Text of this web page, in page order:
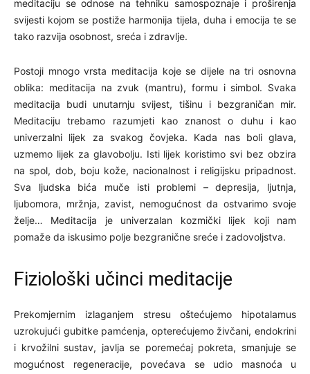
meditaciju se odnose na tehniku samospoznaje i proširenja
svijesti kojom se postiže harmonija tijela, duha i emocija te se
tako razvija osobnost, sreća i zdravlje.
Postoji mnogo vrsta meditacija koje se dijele na tri osnovna
oblika: meditacija na zvuk (mantru), formu i simbol. Svaka
meditacija budi unutarnju svijest, tišinu i bezgraničan mir.
Meditaciju trebamo razumjeti kao znanost o duhu i kao
univerzalni lijek za svakog čovjeka. Kada nas boli glava,
uzmemo lijek za glavobolju. Isti lijek koristimo svi bez obzira
na spol, dob, boju kože, nacionalnost i religijsku pripadnost.
Sva ljudska bića muče isti problemi – depresija, ljutnja,
ljubomora, mržnja, zavist, nemogućnost da ostvarimo svoje
želje… Meditacija je univerzalan kozmički lijek koji nam
pomaže da iskusimo polje bezgranične sreće i zadovoljstva.
Fiziološki učinci meditacije
Prekomjernim izlaganjem stresu oštećujemo hipotalamus
uzrokujući gubitke pamćenja, opterećujemo živčani, endokrini
i krvožilni sustav, javlja se poremećaj pokreta, smanjuje se
mogućnost regeneracije, povećava se udio masnoća u